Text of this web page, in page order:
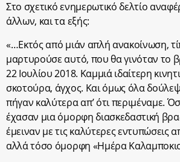
Στο σχετικό ενημερωτικό δελτίο
άλλων, και τα εξής:
«…Εκτός από μιάν απλή ανακοίνωση,
μαρτυρούσε αυτό, που θα γινόταν το
22 Ιουλίου 2018. Καμμιά ιδαίτερη
σκοτούρα, άγχος. Και όμως όλα
πήγαν καλύτερα απ’ ότι περιμέναμε.
έχασαν μια όμορφη διασκεδαστική
έμειναν με τις καλύτερες εντυπώσεις
αλλά τόσο όμορφη «Ημέρα